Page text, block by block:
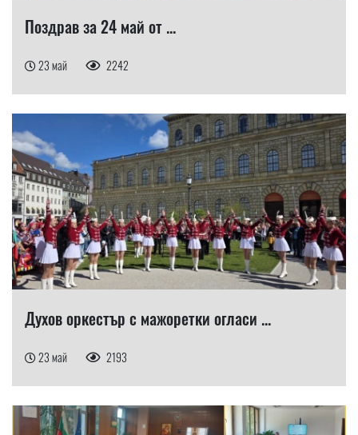
Поздрав за 24 май от ...
23 май 2242
Духов оркестър с мажоретки огласи ...
23 май 2193